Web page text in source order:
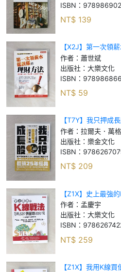
ISBN：
NT$ 139
【X2J】第一次領
作者： 蕭世斌
出版社： 大樂文化
ISBN：
NT$ 59
【T7Y】我只押成
拉爾夫．萬格用5原
夫．萬格, 聞翊均
作者： 拉爾夫．萬
出版社： 樂金文化
ISBN：
NT$ 209
【Z1X】史上最強
1000萬：用單根、
共振，建立賺爆的
作者： 孟慶宇
出版社： 大樂文化
ISBN：
NT$ 259
【Z1X】我用K線